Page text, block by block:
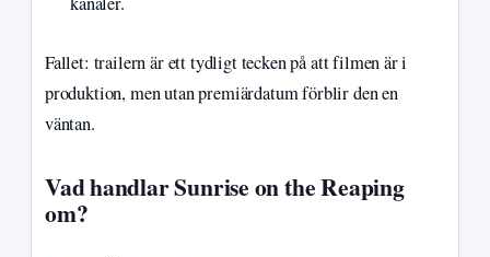
Fallet: trailern är ett tydligt tecken på att filmen är i
produktion, men utan premiärdatum förblir den en
väntan.
Vad handlar Sunrise on the Reaping
om?